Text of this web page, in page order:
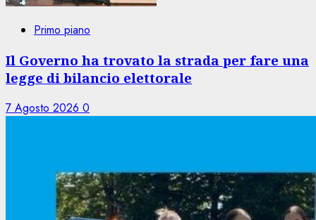
Primo piano
Il Governo ha trovato la strada per fare una
legge di bilancio elettorale
7 Agosto 2026 0